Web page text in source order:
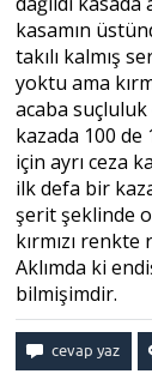
kasamın
takılı kalmış
yoktu ama
acaba suçluluk
kazada 100 de
için ayrı ceza
ilk defa bir
şerit şeklinde
kırmızı
Aklımda ki
bilmişimdir.